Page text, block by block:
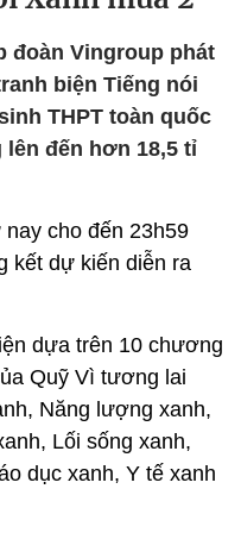
đoàn Vingroup phát
biện Tiếng nói
THPT toàn quốc
đến hơn 18,5 tỉ
cho đến 23h59
kết dự kiến diễn ra
dựa trên 10 chương
Quỹ Vì tương lai
Năng lượng xanh,
Lối sống xanh,
dục xanh, Y tế xanh